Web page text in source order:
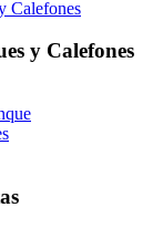
Calefones
y Calefones